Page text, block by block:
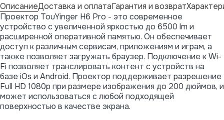
ОписаниеДоставка и оплатаГарантия и возврат
Проектор TouYinger H6 Pro - это современное
устройство с увеличенной яркостью до 6500 lm и
расширенной оперативной памятью. Он обеспечивает
доступ к различным сервисам, приложениям и играм, а
также позволяет загружать браузер. Подключение к Wi-
Fi позволяет транслировать контент с устройств на
базе iOs и Android. Проектор поддерживает разрешение
Full HD 1080p при размере изображения до 200 дюймов, и
может использоваться с любой подходящей
поверхностью в качестве экрана.